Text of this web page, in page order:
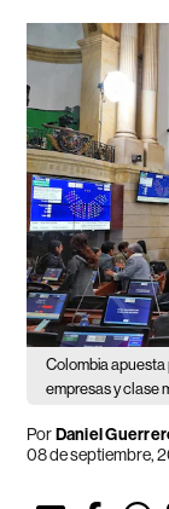
Colombia apuesta
empresas y clase
PorDaniel
08 de septiembre,